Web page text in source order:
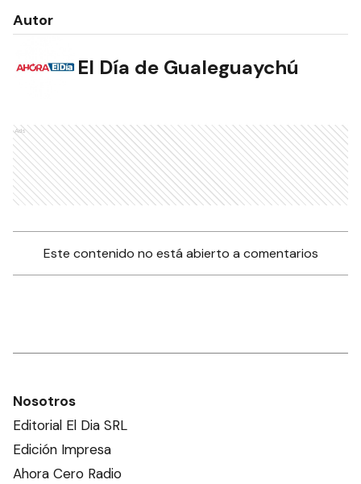
Autor
El Día de Gualeguaychú
Ads
Este contenido no está abierto a comentarios
Nosotros
Editorial El Dia SRL
Edición Impresa
Ahora Cero Radio